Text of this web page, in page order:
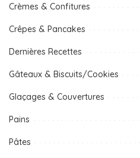
Crèmes & Confitures
Crêpes & Pancakes
Dernières Recettes
Gâteaux & Biscuits/Cookies
Glaçages & Couvertures
Pains
Pâtes